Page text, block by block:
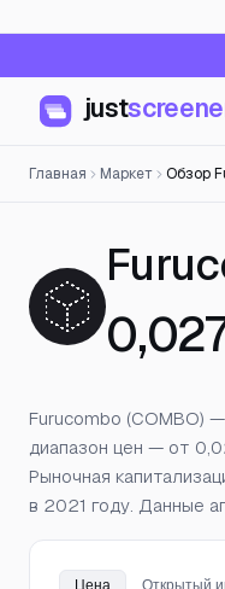
just
Главная Маркет Обзор
Furucombo (COMBO)
диапазон цен — от
Рыночная
в 2021 году. Данные
Цена Открытый